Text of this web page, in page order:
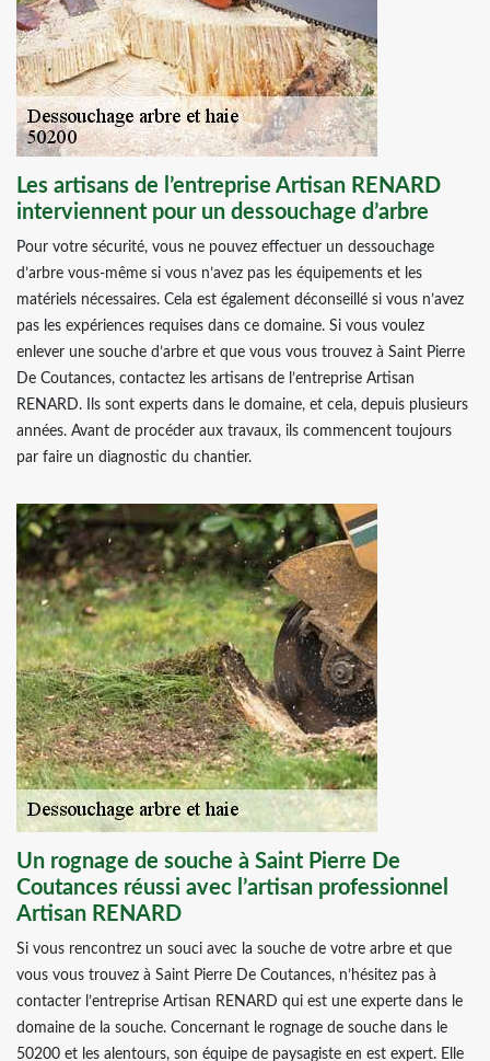
Les artisans de l’entreprise Artisan RENARD
interviennent pour un dessouchage d’arbre
Pour votre sécurité, vous ne pouvez effectuer un dessouchage
d’arbre vous-même si vous n’avez pas les équipements et les
matériels nécessaires. Cela est également déconseillé si vous n’avez
pas les expériences requises dans ce domaine. Si vous voulez
enlever une souche d’arbre et que vous vous trouvez à Saint Pierre
De Coutances, contactez les artisans de l’entreprise Artisan
RENARD. Ils sont experts dans le domaine, et cela, depuis plusieurs
années. Avant de procéder aux travaux, ils commencent toujours
par faire un diagnostic du chantier.
Un rognage de souche à Saint Pierre De
Coutances réussi avec l’artisan professionnel
Artisan RENARD
Si vous rencontrez un souci avec la souche de votre arbre et que
vous vous trouvez à Saint Pierre De Coutances, n’hésitez pas à
contacter l’entreprise Artisan RENARD qui est une experte dans le
domaine de la souche. Concernant le rognage de souche dans le
50200 et les alentours, son équipe de paysagiste en est expert. Elle